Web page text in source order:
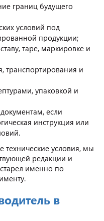
границ будущего
условий под
продукции;
таре, маркировке и
транспортирования и
упаковкой и
если
инструкция или
технические условия, мы
редакции и
именно по
в